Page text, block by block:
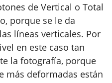
de Vertical o Total
porque se le da
líneas verticales. Por
en este caso tan
la fotografía, porque
más deformadas están